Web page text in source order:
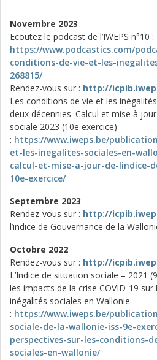
Novembre 2023
Ecoutez le podcast de l’IWEPS n°10 :
https://www.podcastics.com/
conditions-de-vie-et-les-
268815/
Rendez-vous sur : http://
Les conditions de vie et les
deux décennies. Calcul et mise à
sociale 2023 (10e exercice)
: https://www.iweps.be/
et-les-inegalites-sociales-en-
calcul-et-mise-a-jour-de-lindice-
10e-exercice/
Septembre 2023
Rendez-vous sur : http://
l’indice de Gouvernance de la
Octobre 2022
Rendez-vous sur : http://
L’Indice de situation sociale – 2021
les impacts de la crise COVID-19
inégalités sociales en Wallonie
: https://www.iweps.be/
sociale-de-la-wallonie-iss-9e-
perspectives-sur-les-conditions-
sociales-en-wallonie/